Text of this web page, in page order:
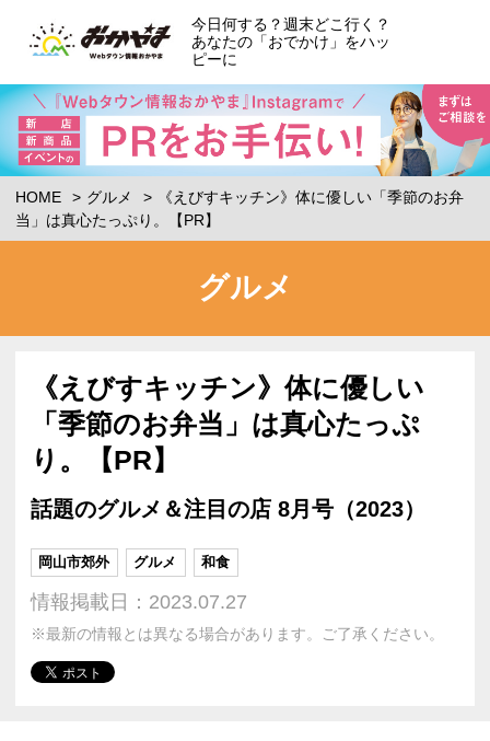
今日何する？週末どこ行く？
あなたの「おでかけ」をハッ
ピーに
HOME グルメ
《えびすキッチン》体に優しい「季節のお弁
当」は真心たっぷり。【PR】
グルメ
《えびすキッチン》体に優しい
「季節のお弁当」は真心たっぷ
り。【PR】
話題のグルメ＆注目の店 8月号（2023）
岡山市郊外 グルメ 和食
情報掲載日：2023.07.27
※最新の情報とは異なる場合があります。ご了承ください。